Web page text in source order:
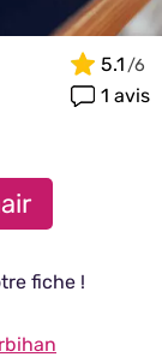
5.1
1 avis
fiche !